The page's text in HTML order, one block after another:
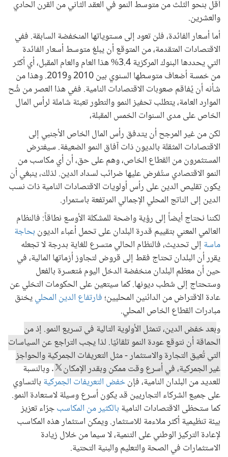
أقل بنحو الثلث من متوسط النمو في العقد الثاني من القرن الحادي
والعشرين.
أما أسعار الفائدة، فلن تعود إلى مستوياتها المنخفضة السابقة. ففي
الاقتصادات المتقدمة، من المتوقع أن يبلغ متوسط أسعار الفائدة
التي يحددها البنوك المركزية 3.4% هذا العام والعام المقبل، أي أكثر
من خمسة أضعاف متوسطها السنوي بين 2010 و2019. وهذا من
شأنه أن يُفاقم صعوبات الاقتصادات النامية. ففي هذا العصر من شُح
الموارد العامة، يتطلب تحفيز النمو والتطور تعبئة شاملة لرأس المال
الخاص على مدى السنوات الخمس المقبلة،
لكن من غير المرجح أن يتدفق رأس المال الخاص الأجنبي إلى
الاقتصادات المثقلة بالديون ذات آفاق النمو الضعيفة. سيفترض
المستثمرون من القطاع الخاص، وهم على حق، أن أي مكاسب من
النمو الاقتصادي ستُفرض عليها ضرائب لسداد الدين. لذلك، ينبغي أن
يكون تقليص الدين على رأس أولويات الاقتصادات النامية ذات نسب
الدين إلى الناتج المحلي الإجمالي المرتفعة باستمرار.
لكننا نحتاج أيضاً إلى رؤية واضحة للمشكلة الأوسع نطاقاً: فالنظام
العالمي المعني بتقييم قدرة البلدان على تحمل أعباء الديون بحاجة
ماسة إلى تحديث، فالنظام الحالي متسرع للغاية بدرجة لا تجعله
يقرر أن البلدان تحتاج فقط إلى قروض لتجاوز أزماتها المالية، في
حين أن معظم البلدان منخفضة الدخل اليوم مُتعسرة بالفعل
وستحتاج إلى شطب ديونها. كما سيتعين على الحكومات التخلي عن
عادة الاقتراض من الدائنين المحليين؛فارتفاع الدين المحلييخنق
مبادرات القطاع الخاص المحلي.
وبعد خفض الدين، تتمثل الأولوية التالية في تسريع النمو. إذ من
الحماقة أن نتوقع عودة النمو تلقائيًا. لذا يجب التراجع عن السياسات
التي تُعيق التجارة والاستثمار - مثل التعريفات الجمركية والحواجز
غير الجمركية، في أسرع وقت ممكن وبقدر الإمكان
. وبالنسبة
للعديد من البلدان النامية، فإنخفض التعريفات الجمركية بالتساوي
على جميع الشركاء التجاريين قد يكون أسرع وسيلة لاستعادة النمو.
كما ستحظى الاقتصادات النامية بالكثير من المكاسبجرّاء تعزيز
بيئة تنظيمية أكثر ملاءمة للاستثمار. ويمكن استثمار هذه المكاسب
لإعادة التركيز الوطني على التنمية، لا سيما من خلال زيادة
الاستثمارات في الصحة والتعليم والبنية التحتية.